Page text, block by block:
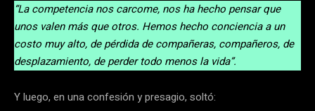
“La competencia nos carcome, nos ha hecho pensar que
unos valen más que otros. Hemos hecho conciencia a un
costo muy alto, de pérdida de compañeras, compañeros, de
desplazamiento, de perder todo menos la vida”.
Y luego, en una confesión y presagio, soltó: